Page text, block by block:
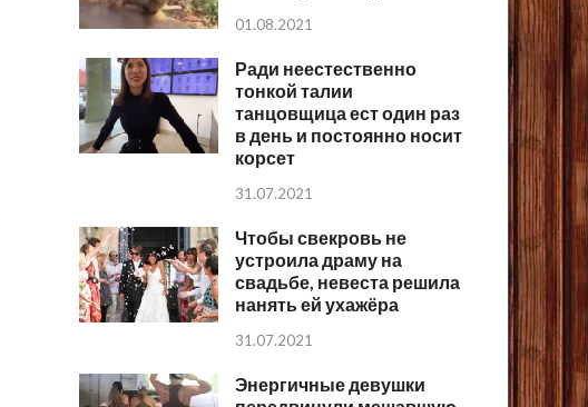
01.08.2021
Ради неестественно
тонкой талии
танцовщица ест один раз
в день и постоянно носит
корсет
31.07.2021
Чтобы свекровь не
устроила драму на
свадьбе, невеста решила
нанять ей ухажёра
31.07.2021
Энергичные девушки